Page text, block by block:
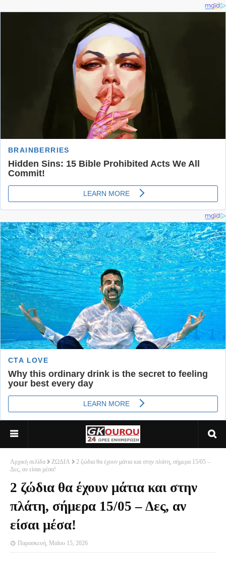
Αρχική σελίδα ΖΩΔΙΑ
2 ζώδια θα έχουν μάτια και στην πλάτη, σήμερα 15/05 –
Δες, αν είσαι μέσα!
2 ζώδια θα έχουν μάτια και στην
πλάτη, σήμερα 15/05 – Δες, αν
είσαι μέσα!
Παρασκευή, Μαΐου 15, 2026